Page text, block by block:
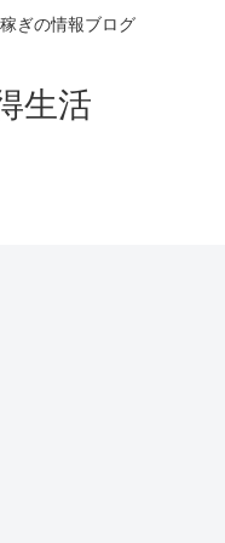
ぎの情報ブログ
生活